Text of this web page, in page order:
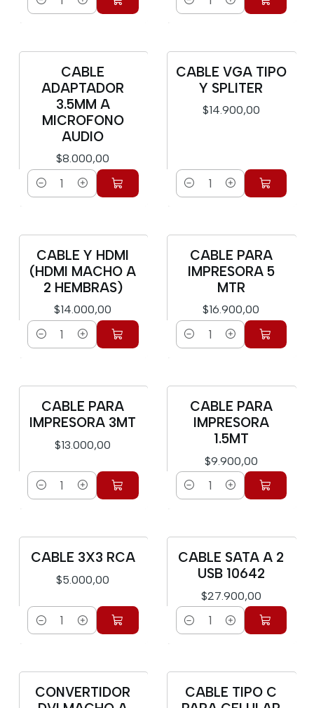
Cantidad Cantidad
CABLE
ADAPTADOR
3.5MM A
MICROFONO
AUDIO
$8.000,00
Cantidad
CABLE VGA TIPO
Y SPLITER
$14.900,00
Cantidad
CABLE Y HDMI
(HDMI MACHO A
2 HEMBRAS)
$14.000,00
Cantidad
CABLE PARA
IMPRESORA 5
MTR
$16.900,00
Cantidad
CABLE PARA
IMPRESORA 3MT
$13.000,00
Cantidad
CABLE PARA
IMPRESORA
1.5MT
$9.900,00
Cantidad
CABLE 3X3 RCA
$5.000,00
Cantidad
CABLE SATA A 2
USB 10642
$27.900,00
Cantidad
CONVERTIDOR
CABLE TIPO C